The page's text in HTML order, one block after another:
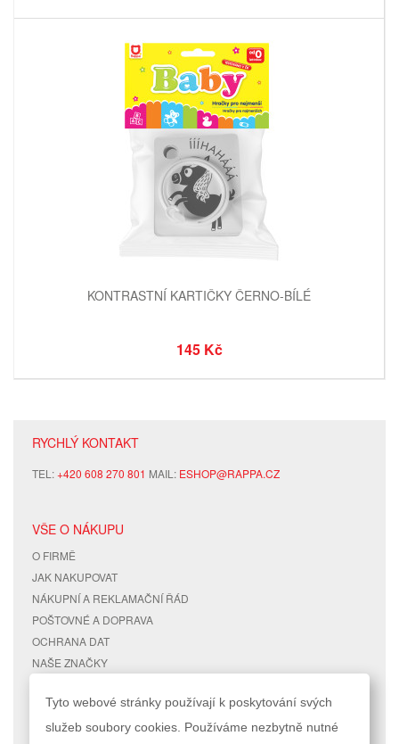
KONTRASTNÍ KARTIČKY ČERNO-BÍLÉ
145 Kč
RYCHLÝ KONTAKT
TEL:+420 608 270 801 MAIL: ESHOP@RAPPA.CZ
VŠE O NÁKUPU
O FIRMĚ
JAK NAKUPOVAT
NÁKUPNÍ A REKLAMAČNÍ ŘÁD
POŠTOVNÉ A DOPRAVA
OCHRANA DAT
NAŠE ZNAČKY
RYCHLÉ ODKAZY ÚČET
Tyto webové stránky používají k poskytování svých
služeb soubory cookies. Používáme nezbytně nutné